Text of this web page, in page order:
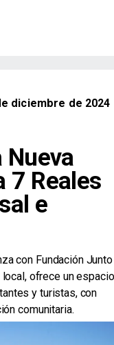
diciembre de 2024
Nueva
7 Reales
e
con Fundación Junto
ofrece un espacio
y turistas, con
comunitaria.